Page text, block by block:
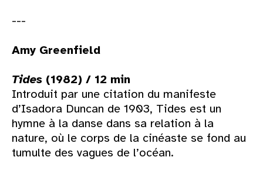
---
Amy Greenfield
Tides (1982) / 12 min
Introduit par une citation du manifeste
d’Isadora Duncan de 1903, Tides est un
hymne à la danse dans sa relation à la
nature, où le corps de la cinéaste se fond au
tumulte des vagues de l’océan.